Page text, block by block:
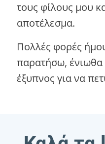
τους φίλους μου
αποτέλεσμα.
Πολλές φορές
παρατήσω, ένιωθα
έξυπνος για να